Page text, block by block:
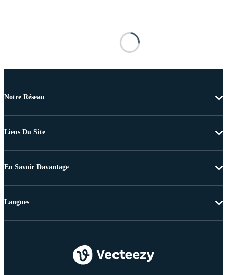
Notre Réseau
Liens Du Site
En Savoir Davantage
Langues